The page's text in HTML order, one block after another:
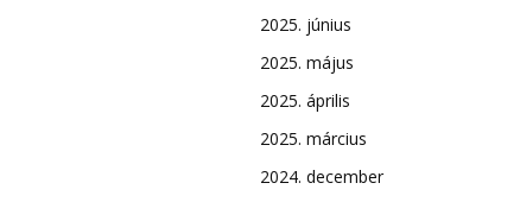
2025. június
2025. május
2025. április
2025. március
2024. december